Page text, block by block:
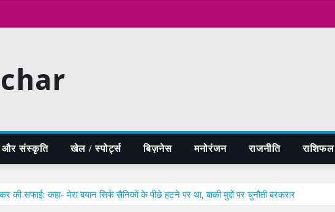
और संस्कृति खेल / स्पोर्ट्स बिज़नेस मनोरंजन राजनीति राशिफल
सफाई: कहा- मेरा बयान सिर्फ सैनिकों के पीछे हटने पर था, बाकी मुद्दों पर चुनौती बरकरार